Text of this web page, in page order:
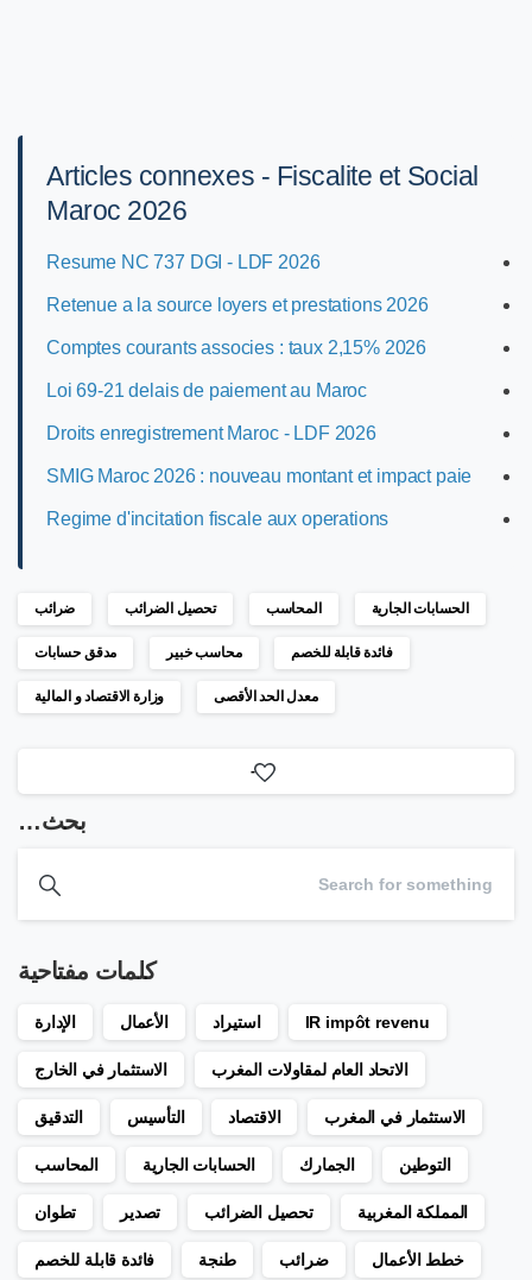
Articles connexes - Fiscalite et Social
Maroc 2026
Resume NC 737 DGI - LDF 2026
Retenue a la source loyers et prestations 2026
Comptes courants associes : taux 2,15% 2026
Loi 69-21 delais de paiement au Maroc
Droits enregistrement Maroc - LDF 2026
SMIG Maroc 2026 : nouveau montant et impact paie
Regime d'incitation fiscale aux operations
الحسابات الجارية المحاسب تحصيل الضرائب ضرائب
فائدة قابلة للخصم محاسب خبير مدقق حسابات
معدل الحد الأقصى وزارة الاقتصاد و المالية
-
بحث…
كلمات مفتاحية
IR impôt revenu استيراد الأعمال الإدارة
الاتحاد العام لمقاولات المغرب الاستثمار في الخارج
الاستثمار في المغرب الاقتصاد التأسيس التدقيق
التوطين الجمارك الحسابات الجارية المحاسب
المملكة المغربية تحصيل الضرائب تصدير تطوان
خطط الأعمال ضرائب طنجة فائدة قابلة للخصم